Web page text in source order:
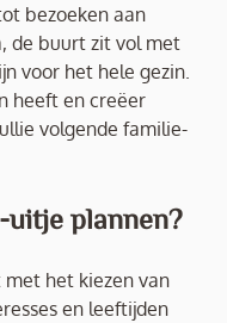
bezoeken aan
de buurt zit vol met
voor het hele gezin.
heeft en creëer
volgende familie-
uitje plannen?
het kiezen van
en leeftijden